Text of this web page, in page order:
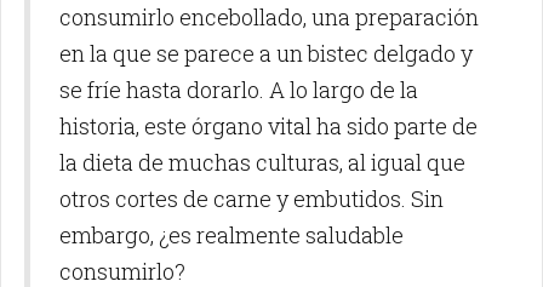
consumirlo encebollado, una preparación
en la que se parece a un bistec delgado y
se fríe hasta dorarlo. A lo largo de la
historia, este órgano vital ha sido parte de
la dieta de muchas culturas, al igual que
otros cortes de carne y embutidos. Sin
embargo, ¿es realmente saludable
consumirlo?